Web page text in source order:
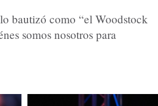
bautizó como “el Woodstock
somos nosotros para